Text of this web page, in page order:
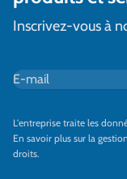
Inscrivez-vous à
E-mail*
L'entreprise traite les
En savoir plus sur la
droits.